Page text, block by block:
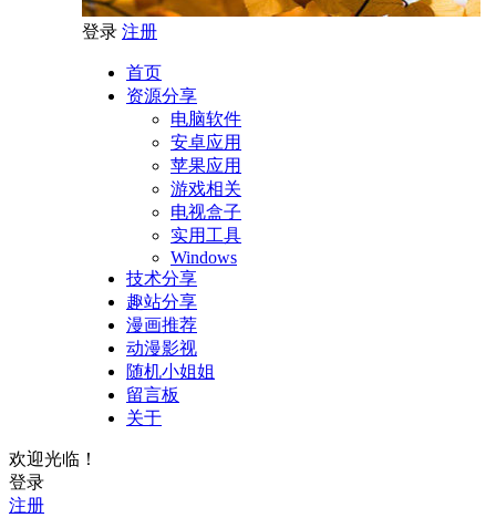
登录 注册
首页
资源分享
电脑软件
安卓应用
苹果应用
游戏相关
电视盒子
实用工具
Windows
技术分享
趣站分享
漫画推荐
动漫影视
随机小姐姐
留言板
关于
欢迎光临！
登录
注册